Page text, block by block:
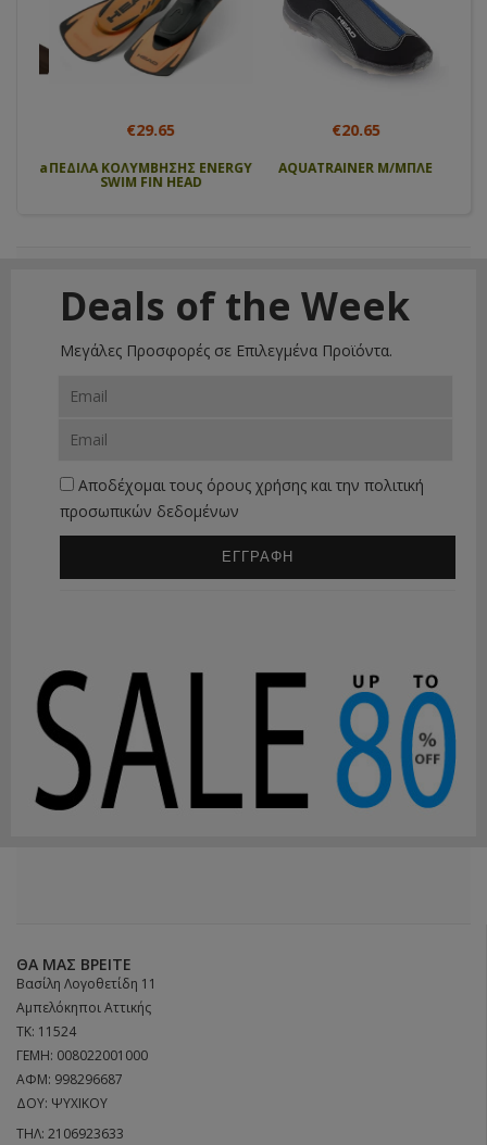
€29.65
ΠΕΔΙΛΑ ΚΟΛΥΜΒΗΣΗΣ ENERGY
SWIM FIN HEAD
€20.65
AQUATRAINER Μ/ΜΠΛΕ
Deals of the Week
Μεγάλες Προσφορές σε Επιλεγμένα Προϊόντα.
Αποδέχομαι τους όρους χρήσης και την πολιτική
προσωπικών δεδομένων
ΕΓΓΡΑΦΗ
ΘΑ ΜΑΣ ΒΡΕΊΤΕ
Βασίλη Λογοθετίδη 11
Αμπελόκηποι Αττικής
ΤΚ: 11524
ΓΕΜΗ: 008022001000
ΑΦΜ: 998296687
ΔΟΥ: ΨΥΧΙΚΟΥ
ΤΗΛ: 2106923633